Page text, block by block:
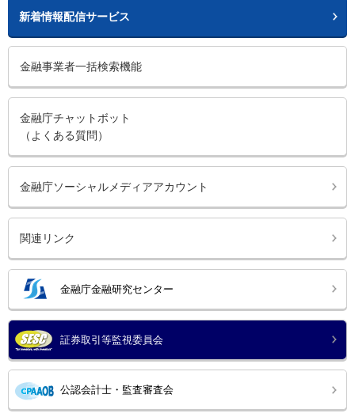
新着情報配信サービス
金融事業者一括検索機能
金融庁チャットボット
（よくある質問）
金融庁ソーシャルメディアアカウント
関連リンク
金融庁金融研究センター
証券取引等監視委員会
公認会計士・監査審査会